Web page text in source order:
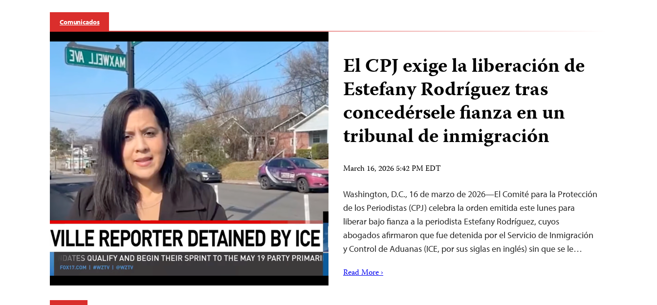
Comunicados
El CPJ exige la liberación de
Estefany Rodríguez tras
concedérsele fianza en un
tribunal de inmigración
March 16, 2026 5:42 PM EDT
Washington, D.C., 16 de marzo de 2026—El Comité para la Protección
de los Periodistas (CPJ) celebra la orden emitida este lunes para
liberar bajo fianza a la periodista Estefany Rodríguez, cuyos
abogados afirmaron que fue detenida por el Servicio de Inmigración
y Control de Aduanas (ICE, por sus siglas en inglés) sin que se le…
Read More ›